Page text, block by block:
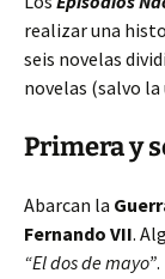
realizar una
seis novelas
novelas (salvo
Primera y
Abarcan la
Fernando VII.
“El dos de mayo”.